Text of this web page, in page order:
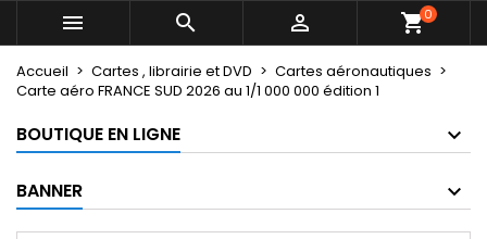
   shopping_cart0
Accueil Cartes , librairie et DVD
Cartes aéronautiques
Carte aéro FRANCE SUD 2026 au 1/1 000 000 édition 1
BOUTIQUE EN LIGNE
BANNER